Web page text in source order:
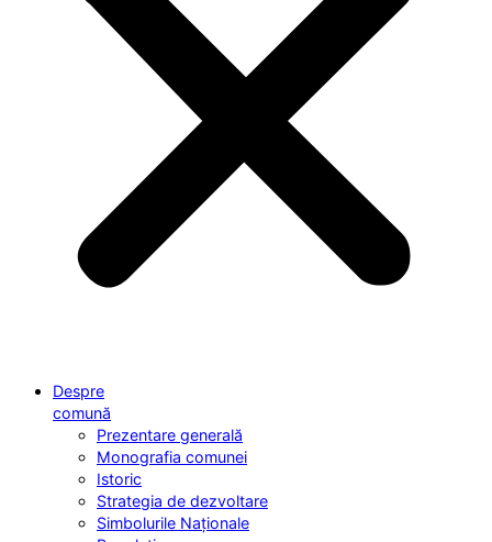
Despre
comună
Prezentare generală
Monografia comunei
Istoric
Strategia de dezvoltare
Simbolurile Naționale